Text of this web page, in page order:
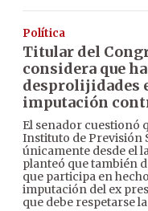
Política
Titular del
considera que
desprolijidades
imputación
El senador cuestionó
Instituto de Previsión
únicamente desde el
planteó que también
que participa en
imputación del ex
que debe respetarse